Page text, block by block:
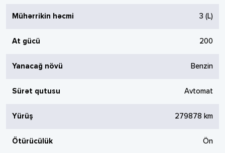
Mühərrikin həcmi 3 (L)
At gücü 200
Yanacağ növü Benzin
Sürət qutusu Avtomat
Yürüş 279878 km
Ötürücülük Ön